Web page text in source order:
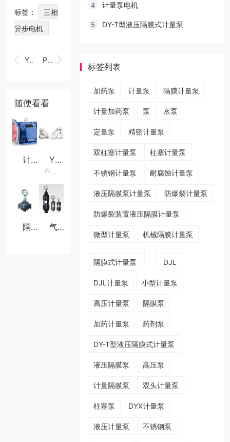
标签：
三相
异步电机
 Y型过滤器 
PVC背压阀
随便看看
计量泵电机 Y型过滤器
隔膜式脉冲阻尼器 气囊式脉冲阻尼器
4 计量泵电机
5 DY-T型液压隔膜式计量泵
标签列表
加药泵 计量泵 隔膜计量泵
计量加药泵 泵 水泵
定量泵 精密计量泵
双柱塞计量泵 柱塞计量泵
不锈钢计量泵 耐腐蚀计量泵
液压隔膜泵计量泵 防爆裂计量泵
​防爆裂装置液压隔膜计量泵
微型计量泵 机械隔膜计量泵
隔膜式计量泵 DJL
DJL计量泵 小型计量泵
高压计量泵 隔膜泵
加药计量泵 药剂泵
DY-T型液压隔膜式计量泵
液压隔膜泵 高压泵
计量隔膜泵 双头计量泵
柱塞泵 DYX计量泵
液压计量泵 不锈钢泵